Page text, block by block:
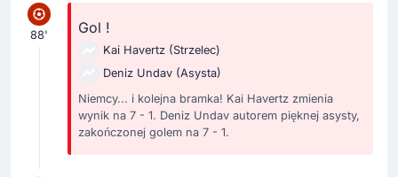
88' Gol !
Kai Havertz (Strzelec)
Deniz Undav (Asysta)
Niemcy... i kolejna bramka! Kai Havertz zmienia
wynik na 7 - 1. Deniz Undav autorem pięknej asysty,
zakończonej golem na 7 - 1.